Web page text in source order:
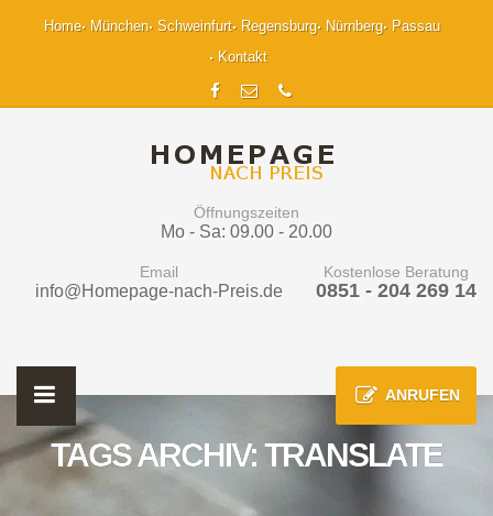
Home München Schweinfurt Regensburg Nürnberg
Passau
Kontakt
Öffnungszeiten
Mo - Sa: 09.00 - 20.00
Email
info@Homepage-nach-Preis.de
Kostenlose Beratung
0851 - 204 269 14
ANRUFEN
TAGS ARCHIV: TRANSLATE